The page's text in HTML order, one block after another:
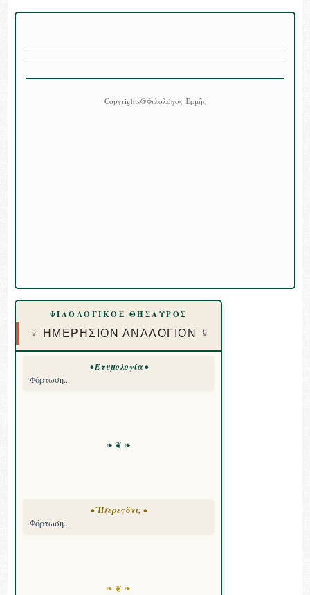
Copyrights@Φιλολόγος Ἑρμῆς
ΦΙΛΟΛΟΓΙΚΟΣ ΘΗΣΑΥΡΟΣ
☿ ΗΜΕΡΗΣΙΟΝ ΑΝΑΛΟΓΙΟΝ ☿
• Ετυμολογία •
Φόρτωση...
❧ ❦ ❧
• Ἤξερες ὅτι; •
Φόρτωση...
❧ ❦ ❧